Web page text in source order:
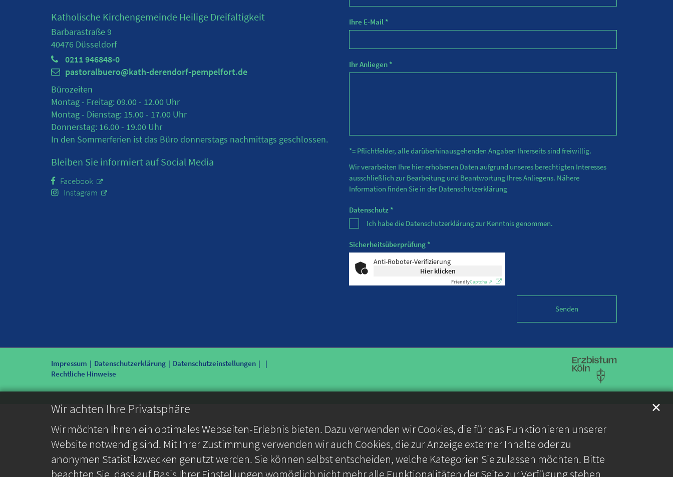
Wir achten Ihre Privatsphäre
Wir möchten Ihnen ein optimales Webseiten-Erlebnis bieten. Dazu verwenden wir Cookies, die für das Funktionieren unserer
Website notwendig sind. Mit Ihrer Zustimmung verwenden wir auch Cookies, die zur Anzeige externer Inhalte oder zu
anonymen Statistikzwecken genutzt werden. Sie können selbst entscheiden, welche Kategorien Sie zulassen möchten. Bitte
beachten Sie, dass auf Basis Ihrer Einstellungen womöglich nicht mehr alle Funktionalitäten der Seite zur Verfügung stehen.
✕
Katholische Kirchengemeinde Heilige Dreifaltigkeit
Barbarastraße 9
40476 Düsseldorf
0211 946848-0
pastoralbuero@kath-derendorf-pempelfort.de
Bürozeiten
Montag - Freitag: 09.00 - 12.00 Uhr
Montag - Dienstag: 15.00 - 17.00 Uhr
Donnerstag: 16.00 - 19.00 Uhr
In den Sommerferien ist das Büro donnerstags nachmittags geschlossen.
Bleiben Sie informiert auf Social Media
Facebook
Instagram
Ihre E-Mail *
Ihr Anliegen *
*= Pflichtfelder, alle darüberhinausgehenden Angaben Ihrerseits sind freiwillig.
Wir verarbeiten Ihre hier erhobenen Daten aufgrund unseres berechtigten Interesses
ausschließlich zur Bearbeitung und Beantwortung Ihres Anliegens. Nähere
Information finden Sie in der Datenschutzerklärung
Datenschutz *
Ich habe die Datenschutzerklärung zur Kenntnis genommen.
Sicherheitsüberprüfung *
Anti-Roboter-Verifizierung
Hier klicken
FriendlyCaptcha ⇗
Impressum Datenschutzerklärung
Datenschutzeinstellungen
Rechtliche Hinweise